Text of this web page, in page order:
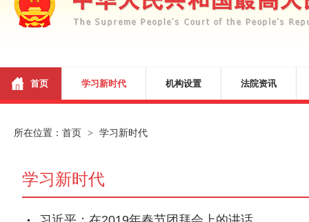
首页 学习新时代 机构设置 法院资讯
所在位置： 首页 > 学习新时代
学习新时代